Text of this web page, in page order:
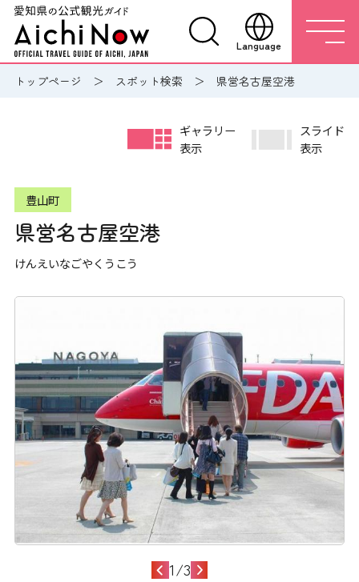
Language
トップページ スポット検索 県営名古屋空港
豊山町
県営名古屋空港
けんえいなごやくうこう
ギャラリー
表示
スライド
表示
1/3